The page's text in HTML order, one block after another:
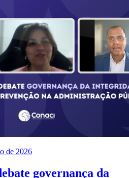
de 2026
governança da